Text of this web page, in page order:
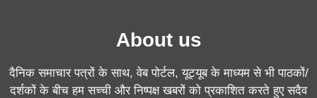
About us
दैनिक समाचार पत्रों के साथ, वेब पोर्टल, यूट्यूब के माध्यम से भी पाठकों/
दर्शकों के बीच हम सच्ची और निष्पक्ष खबरों को प्रकाशित करते हुए सदैव